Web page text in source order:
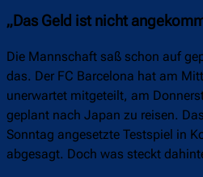
„Das Geld ist nicht
Die Mannschaft saß schon auf
das. Der FC Barcelona hat am
unerwartet mitgeteilt, am
geplant nach Japan zu reisen.
Sonntag angesetzte Testspiel in
abgesagt. Doch was steckt